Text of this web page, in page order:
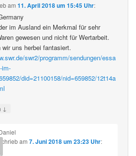
am11. April 2018 um 15:45 Uhr:
im Ausland ein Merkmal für sehr
gewesen und nicht für Wertarbeit.
wir uns herbei fantasiert.
swr2/programm/sendungen/essa
im-
did=21100158/nid=659852/12t14a
↓
schriebam 7. Juni 2018 um 23:23 Uhr: